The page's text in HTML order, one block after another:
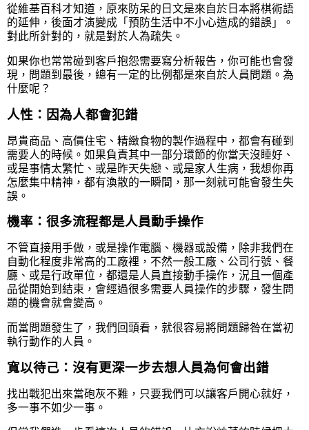
從維基百科才知道，原來防呆的日文是來自於日本將棋術語
的延伸，後面才演變成「預防生活中不小心造成的錯誤」。
對此所針對的，就是對於人為疏失。
如果你也常常碰到客戶抱怨需要寫分析報告，你可能也會發
現，問題到最後，總有一定的比例都是來自於人員問題。為
什麼呢？
人性：因為人都會犯錯
昂貴商品、高價住宅、精緻食物的製作過程中，都會有碰到
需要人的時候。如果負責其中一部分環節的你當天沒睡好 、
或是事情太繁忙 、 或是昨天失戀、 或是家人生病，我想你再
怎麼集中精神，都有渙散的一瞬間，那一刻就可能會發生失
誤。
機率：很多流程都是人員動手操作
不管直接用手做，或是操作電腦、機器或設備，除非我們在
自動化程度非常高的工廠裡，不然一般工廠、公司行號、餐
廳、或是行政單位，都還是人員直接動手操作，況且一個產
品從開始到結束，會經過很多需要人員操作的步驟，發生問
題的機會就會變高。
而當問題發生了，我們回頭看，就很容易將問題歸咎在當初
執行動作的人員。
寬以待己：沒有更深一步去想人員為何會出錯
找出戰犯出來當砲灰不難，只要我們可以讓客戶開心就好，
多一事不如少一事。